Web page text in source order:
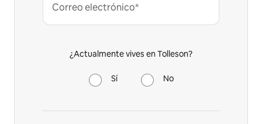
Correo electrónico*
¿Actualmente vives en Tolleson?
Sí No